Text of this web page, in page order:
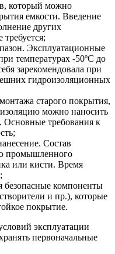
который можно
емкости. Введение
других
Эксплуатационные
температурах -50ºС до
зарекомендовала при
гидроизоляционных
старого покрытия,
можно наносить
Основные требования к
Состав
промышленного
или кисти. Время
безопасные компоненты
и пр.), которые
покрытие.
эксплуатации
первоначальные